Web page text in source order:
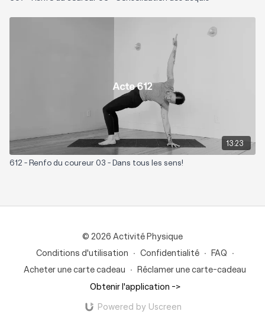
13:23
612 - Renfo du coureur 03 - Dans tous les sens!
© 2026 Activité Physique
Conditions d'utilisation ∙ Confidentialité ∙ FAQ ∙
Acheter une carte cadeau ∙ Réclamer une carte-cadeau
Obtenir l'application ->
Powered by Uscreen